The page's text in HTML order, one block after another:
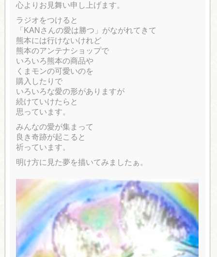
心よりお見舞い申し上げます。
ラジオをつけると
「KANさんの愛は勝つ」がながれてきて
熊本には行けないけれど
熊本のアンテナショップで
いろいろ熊本の商品や
くまモンの可愛いのを
購入したりで
いろいろな愛の形がありますが
続けていけたらと
思っています。
みんなの愛が集まって
良き奇跡が起こると
祈っています。
明け方に見た夢を描いてみましたぁ。